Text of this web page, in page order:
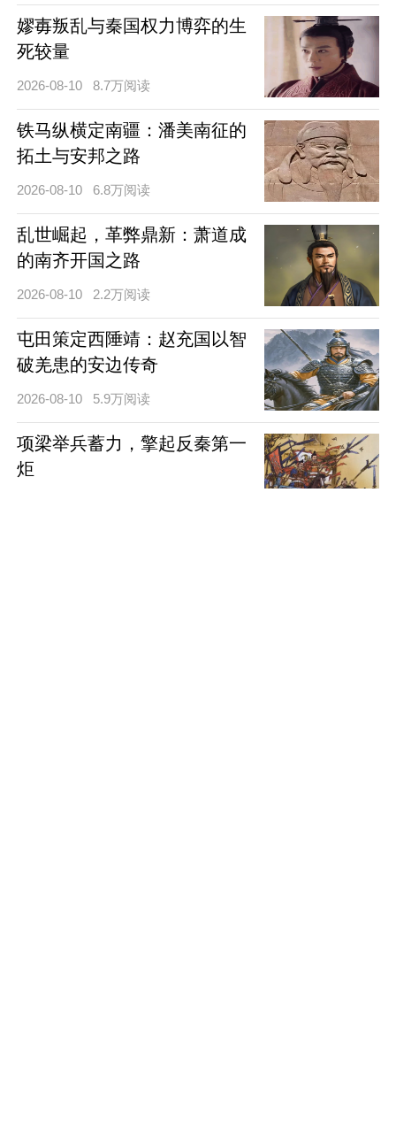
嫪毐叛乱与秦国权力博弈的生
死较量
2026-08-10 8.7万阅读
铁马纵横定南疆：潘美南征的
拓土与安邦之路
2026-08-10 6.8万阅读
乱世崛起，革弊鼎新：萧道成
的南齐开国之路
2026-08-10 2.2万阅读
屯田策定西陲靖：赵充国以智
破羌患的安边传奇
2026-08-10 5.9万阅读
项梁举兵蓄力，擎起反秦第一
炬